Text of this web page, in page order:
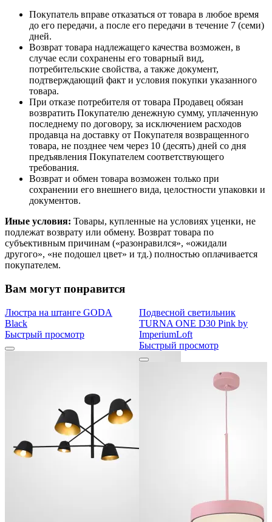
Покупатель вправе отказаться от товара в любое время
до его передачи, а после его передачи в течение 7 (семи)
дней.
Возврат товара надлежащего качества возможен, в
случае если сохранены его товарный вид,
потребительские свойства, а также документ,
подтверждающий факт и условия покупки указанного
товара.
При отказе потребителя от товара Продавец обязан
возвратить Покупателю денежную сумму, уплаченную
последнему по договору, за исключением расходов
продавца на доставку от Покупателя возвращенного
товара, не позднее чем через 10 (десять) дней со дня
предъявления Покупателем соответствующего
требования.
Возврат и обмен товара возможен только при
сохранении его внешнего вида, целостности упаковки и
документов.
Иные условия: Товары, купленные на условиях уценки, не
подлежат возврату или обмену. Возврат товара по
субъективным причинам («разонравился», «ожидали
другого», «не подошел цвет» и тд.) полностью оплачивается
покупателем.
Вам могут понравится
Люстра на штанге GODA
Black
Быстрый просмотр
Подвесной светильник
TURNA ONE D30 Pink by
ImperiumLoft
Быстрый просмотр